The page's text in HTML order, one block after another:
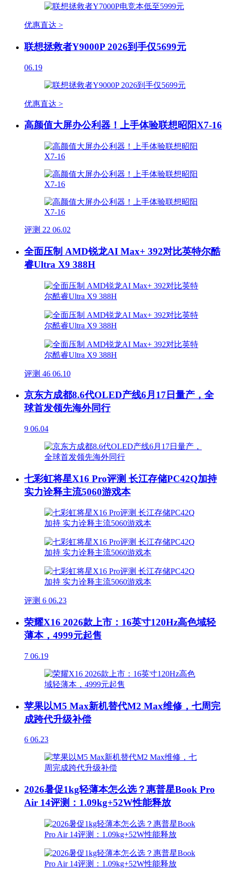
优惠直达 >
联想拯救者Y9000P 2026到手仅5699元
06.19
优惠直达 >
高颜值大屏办公利器！上手体验联想昭阳X7-16
评测 22 06.02
全面压制 AMD锐龙AI Max+ 392对比英特尔酷
睿Ultra X9 388H
评测 46 06.10
京东方成都8.6代OLED产线6月17日量产，全
球首发领先海外同行
9 06.04
七彩虹将星X16 Pro评测 长江存储PC42Q加持
实力诠释主流5060游戏本
评测 6 06.23
荣耀X16 2026款上市：16英寸120Hz高色域轻
薄本，4999元起售
7 06.19
苹果以M5 Max新机替代M2 Max维修，七周完
成跨代升级补偿
6 06.23
2026暑促1kg轻薄本怎么选？惠普星Book Pro
Air 14评测：1.09kg+52W性能释放